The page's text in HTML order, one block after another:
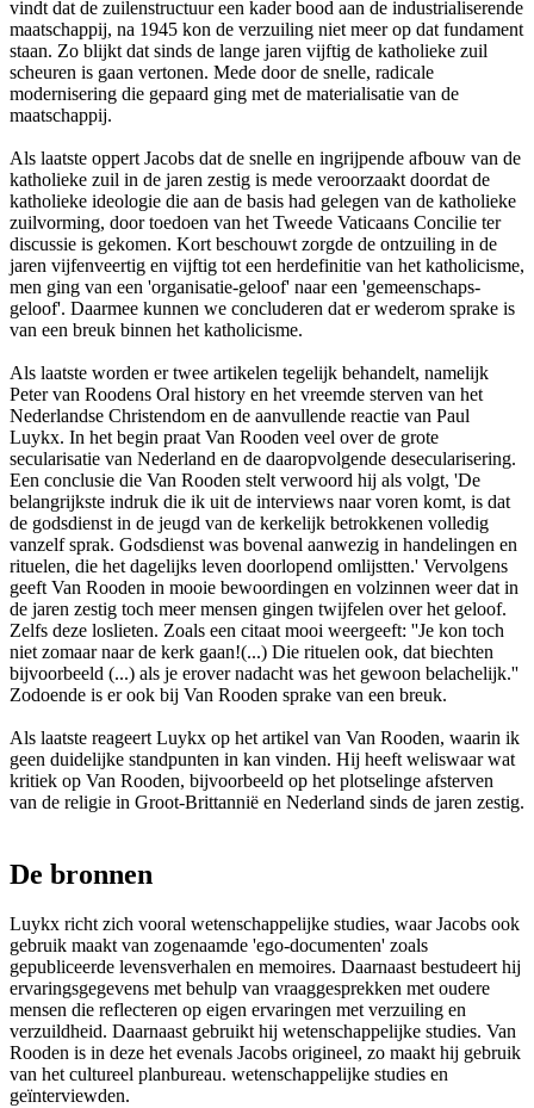
vindt dat de zuilenstructuur een kader bood aan de industrialiserende
maatschappij, na 1945 kon de verzuiling niet meer op dat fundament
staan. Zo blijkt dat sinds de lange jaren vijftig de katholieke zuil
scheuren is gaan vertonen. Mede door de snelle, radicale
modernisering die gepaard ging met de materialisatie van de
maatschappij.
Als laatste oppert Jacobs dat de snelle en ingrijpende afbouw van de
katholieke zuil in de jaren zestig is mede veroorzaakt doordat de
katholieke ideologie die aan de basis had gelegen van de katholieke
zuilvorming, door toedoen van het Tweede Vaticaans Concilie ter
discussie is gekomen. Kort beschouwt zorgde de ontzuiling in de
jaren vijfenveertig en vijftig tot een herdefinitie van het katholicisme,
men ging van een 'organisatie-geloof' naar een 'gemeenschaps-
geloof'. Daarmee kunnen we concluderen dat er wederom sprake is
van een breuk binnen het katholicisme.
Als laatste worden er twee artikelen tegelijk behandelt, namelijk
Peter van Roodens Oral history en het vreemde sterven van het
Nederlandse Christendom en de aanvullende reactie van Paul
Luykx. In het begin praat Van Rooden veel over de grote
secularisatie van Nederland en de daaropvolgende desecularisering.
Een conclusie die Van Rooden stelt verwoord hij als volgt, 'De
belangrijkste indruk die ik uit de interviews naar voren komt, is dat
de godsdienst in de jeugd van de kerkelijk betrokkenen volledig
vanzelf sprak. Godsdienst was bovenal aanwezig in handelingen en
rituelen, die het dagelijks leven doorlopend omlijstten.' Vervolgens
geeft Van Rooden in mooie bewoordingen en volzinnen weer dat in
de jaren zestig toch meer mensen gingen twijfelen over het geloof.
Zelfs deze loslieten. Zoals een citaat mooi weergeeft: ''Je kon toch
niet zomaar naar de kerk gaan!(...) Die rituelen ook, dat biechten
bijvoorbeeld (...) als je erover nadacht was het gewoon belachelijk.''
Zodoende is er ook bij Van Rooden sprake van een breuk.
Als laatste reageert Luykx op het artikel van Van Rooden, waarin ik
geen duidelijke standpunten in kan vinden. Hij heeft weliswaar wat
kritiek op Van Rooden, bijvoorbeeld op het plotselinge afsterven
van de religie in Groot-Brittannië en Nederland sinds de jaren zestig.
De bronnen
Luykx richt zich vooral wetenschappelijke studies, waar Jacobs ook
gebruik maakt van zogenaamde 'ego-documenten' zoals
gepubliceerde levensverhalen en memoires. Daarnaast bestudeert hij
ervaringsgegevens met behulp van vraaggesprekken met oudere
mensen die reflecteren op eigen ervaringen met verzuiling en
verzuildheid. Daarnaast gebruikt hij wetenschappelijke studies. Van
Rooden is in deze het evenals Jacobs origineel, zo maakt hij gebruik
van het cultureel planbureau. wetenschappelijke studies en
geïnterviewden.